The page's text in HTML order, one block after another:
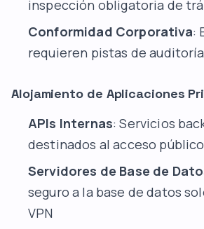
inspección obligatoria de
Conformidad Corporativa:
requieren pistas de
Alojamiento de Aplicaciones
APIs Internas: Servicios
destinados al acceso público
Servidores de Base de
seguro a la base de datos
VPN